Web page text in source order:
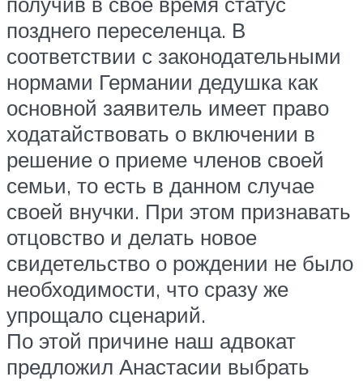
позднего переселенца. В
соответствии с законодательными
нормами Германии дедушка как
основной заявитель имеет право
ходатайствовать о включении в
решение о приеме членов своей
семьи, то есть в данном случае
своей внучки. При этом признавать
отцовство и делать новое
свидетельство о рождении не было
необходимости, что сразу же
упрощало сценарий.
По этой причине наш адвокат
предложил Анастасии выбрать